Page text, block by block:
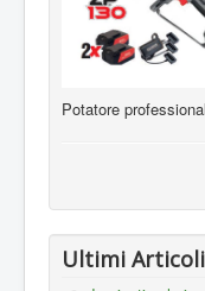
Potatore
Ultimi Articoli